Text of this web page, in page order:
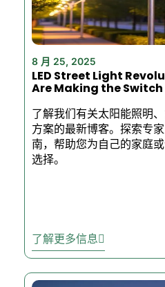
8 月 25, 2025
LED Street Light
Are Making the Switch
了解我们有关太阳能照明
方案的最新博客。探索专
南，帮助您为自己的家庭
选择。
了解更多信息